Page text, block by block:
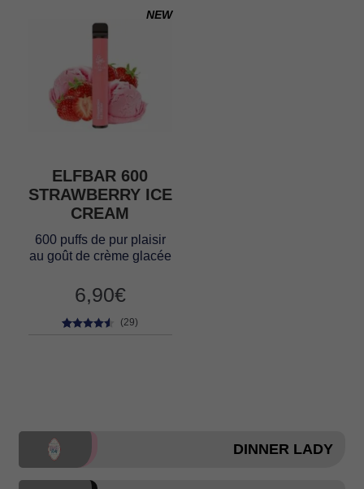
NEW
ELFBAR 600
STRAWBERRY ICE
CREAM
600 puffs de pur plaisir
au goût de crème glacée
6,90€
(29)
DINNER LADY